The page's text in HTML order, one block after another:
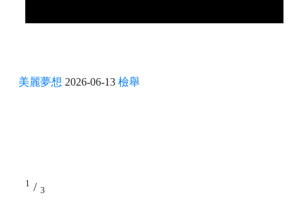
美麗夢想 2026-06-13 檢舉
1 / 3